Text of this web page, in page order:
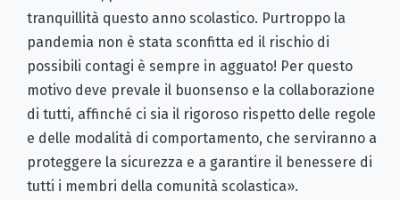
tranquillità questo anno scolastico. Purtroppo la
pandemia non è stata sconfitta ed il rischio di
possibili contagi è sempre in agguato! Per questo
motivo deve prevale il buonsenso e la collaborazione
di tutti, affinché ci sia il rigoroso rispetto delle regole
e delle modalità di comportamento, che serviranno a
proteggere la sicurezza e a garantire il benessere di
tutti i membri della comunità scolastica».